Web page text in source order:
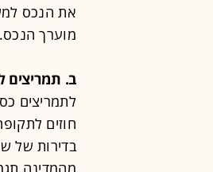
מוערך
ב. תמריצים
לתמריצים
חוזים
בדירות של